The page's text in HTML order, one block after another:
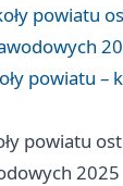
powiatu
powiatu –
powiatu
2025